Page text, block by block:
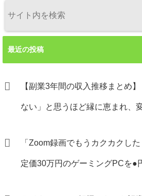
最近の投稿
【副業3年間の収入推移まとめ
ない」と思うほど縁に恵まれ、
「Zoom録画でもうカクカクし
定価30万円のゲーミングPCを●